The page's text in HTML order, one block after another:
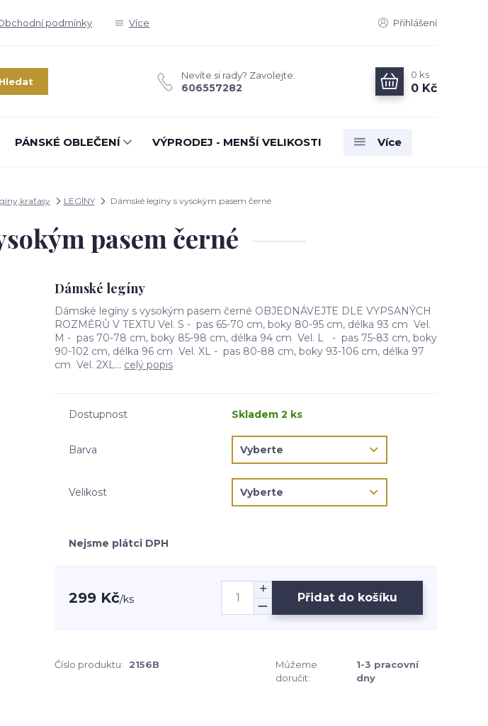
podmínky Více Přihlášení
Hledat
Nevíte si rady? Zavolejte.
606557282
0 ks
0 Kč
PÁNSKÉ OBLEČENÍ VÝPRODEJ - MENŠÍ VELIKOSTI Více
LEGÍNY Dámské legíny s vysokým pasem černé
pasem černé
Dámské legíny
Dámské legíny s vysokým pasem černé OBJEDNÁVEJTE DLE VYPSANÝCH
ROZMĚRŮ V TEXTU Vel. S - pas 65-70 cm, boky 80-95 cm, délka 93 cm Vel.
M - pas 70-78 cm, boky 85-98 cm, délka 94 cm Vel. L - pas 75-83 cm, boky
90-102 cm, délka 96 cm Vel. XL - pas 80-88 cm, boky 93-106 cm, délka 97
cm Vel. 2XL... celý popis
Dostupnost Skladem 2 ks
Barva
Velikost
Nejsme plátci DPH
299 Kč/ks Přidat do košíku
Číslo produktu: 2156B
Můžeme
doručit:
1-3 pracovní
dny